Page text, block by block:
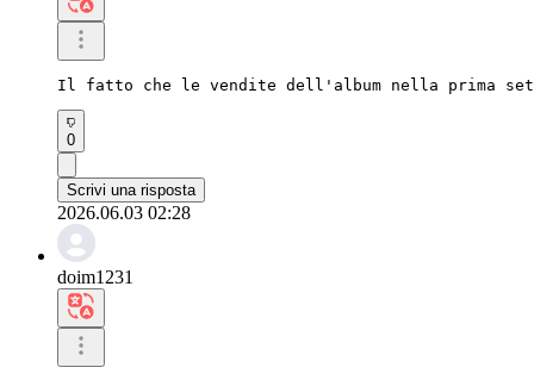
Il fatto che le vendite dell'album nella prima
0
Scrivi una risposta
2026.06.03 02:28
doim1231